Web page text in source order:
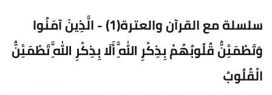
سلسلة مع القرآن والعترة(1) - الَّذِينَ آمَنُوا
وَتَطْمَئِنُّ قُلُوبُهُمْ بِذِكْرِ اللَّهِ أَلَا بِذِكْرِ اللَّهِ تَطْمَئِنُّ
الْقُلُوبُ